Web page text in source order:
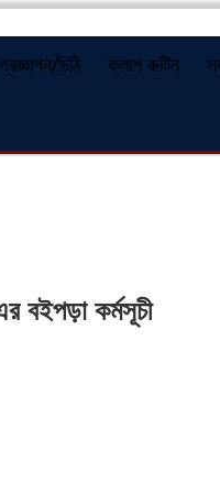
প্রজ্ঞাপন/চিঠি ক্লাশ রুটিন
বইপড়া কর্মসূচী